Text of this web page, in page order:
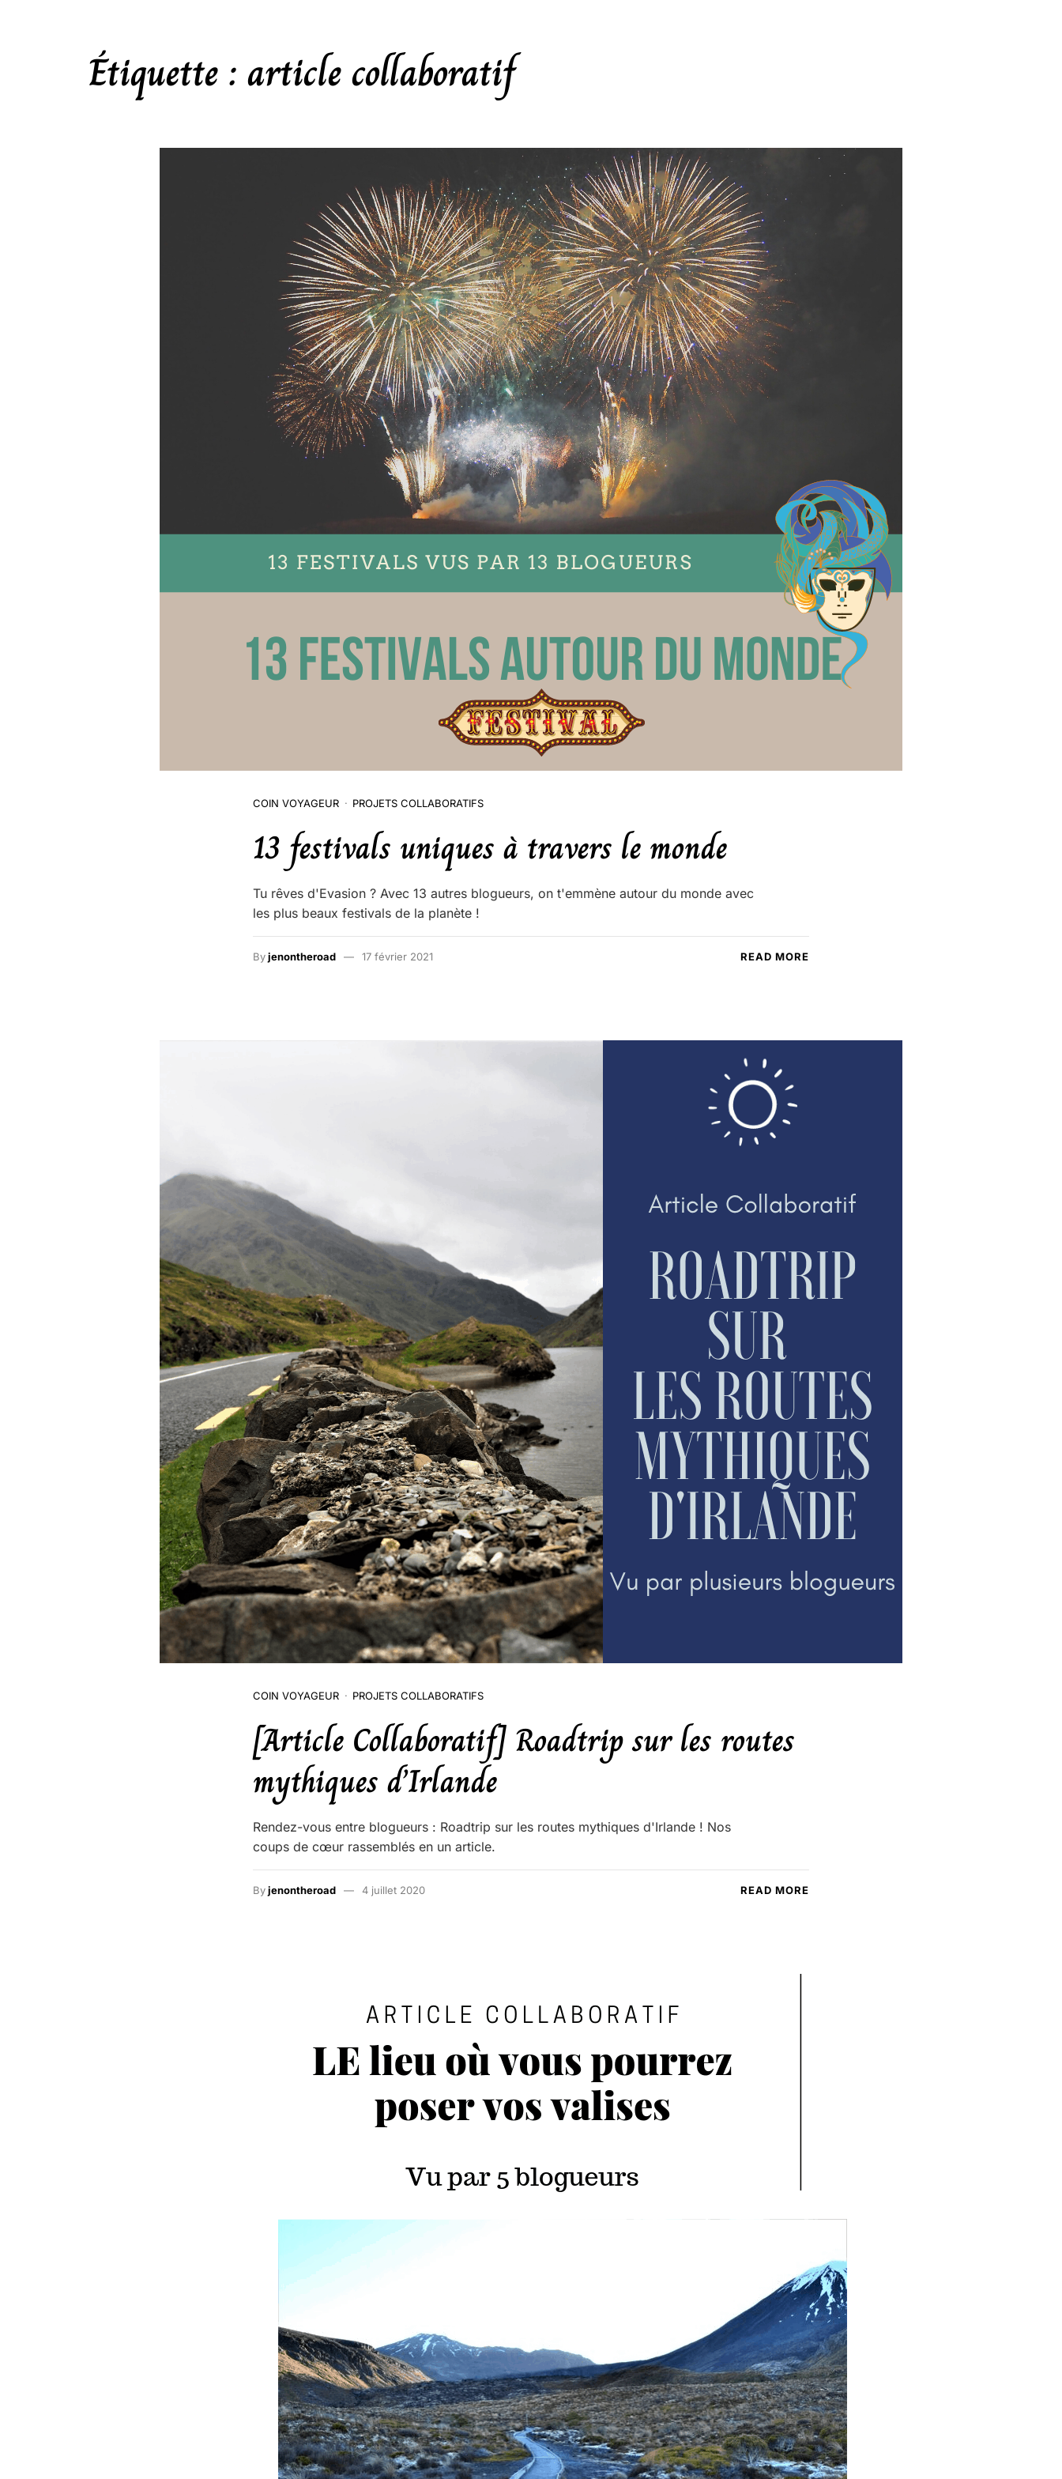
Étiquette :article collaboratif
COIN VOYAGEUR PROJETS COLLABORATIFS
13 festivals uniques à travers le monde
Tu rêves d'Evasion ? Avec 13 autres blogueurs, on t'emmène autour du monde avec
les plus beaux festivals de la planète !
Byjenontheroad 17 février 2021 READ MORE
COIN VOYAGEUR PROJETS COLLABORATIFS
[Article Collaboratif] Roadtrip sur les routes
mythiques d’Irlande
Rendez-vous entre blogueurs : Roadtrip sur les routes mythiques d'Irlande ! Nos
coups de cœur rassemblés en un article.
Byjenontheroad 4 juillet 2020 READ MORE